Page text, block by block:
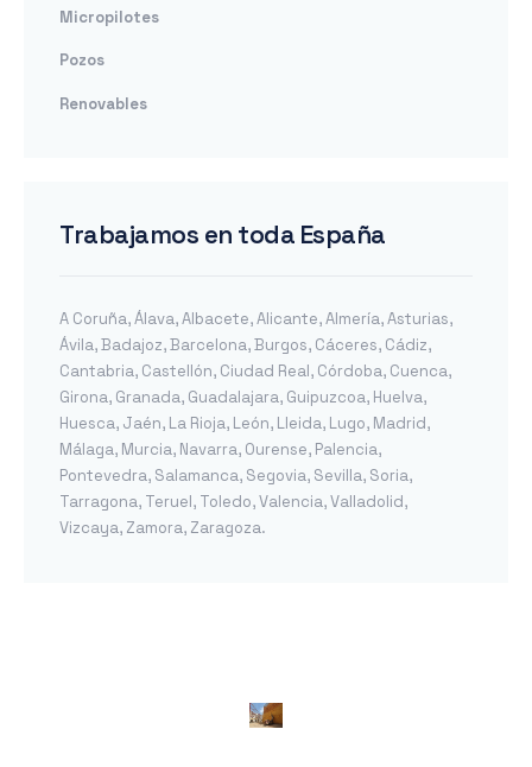
Micropilotes
Pozos
Renovables
Trabajamos en toda España
A Coruña,Álava,Albacete,Alicante,Almería,Asturias,
Ávila,Badajoz,Barcelona,Burgos, Cáceres, Cádiz,
Cantabria, Castellón, Ciudad Real, Córdoba, Cuenca,
Girona, Granada, Guadalajara, Guipuzcoa, Huelva,
Huesca, Jaén, La Rioja, León, Lleida, Lugo, Madrid,
Málaga, Murcia, Navarra, Ourense, Palencia,
Pontevedra, Salamanca, Segovia, Sevilla, Soria,
Tarragona, Teruel, Toledo,Valencia,Valladolid,
Vizcaya, Zamora, Zaragoza.